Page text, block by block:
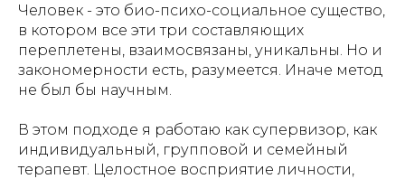
Человек - это био-психо-социальное существо,
в котором все эти три составляющих
переплетены, взаимосвязаны, уникальны. Но и
закономерности есть, разумеется. Иначе метод
не был бы научным.
В этом подходе я работаю как супервизор, как
индивидуальный, групповой и семейный
терапевт. Целостное восприятие личности,